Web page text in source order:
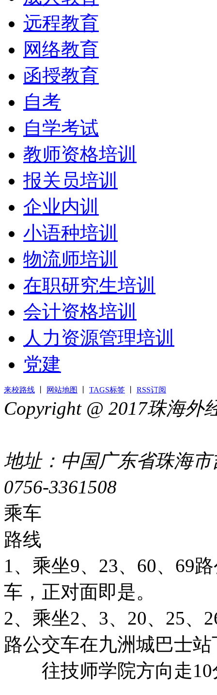
远程教育
网络教育
函授教育
自考
自学考试
教师资格培训
报关员培训
企业内训
小语种培训
物流师培训
在职研究生培训
会计资格培训
人力资源管理培训
党建
来校路线 网站地图 TAGS标签 RSS订阅
Copyright @ 2017珠海
地址：中国广东省珠海
0756-3361508
乘车
路线
1、乘坐9、23、60、69
车，正对面即是。
2、乘坐2、3、20、25、
路公交车在九洲城巴士站
往技师学院方向走10